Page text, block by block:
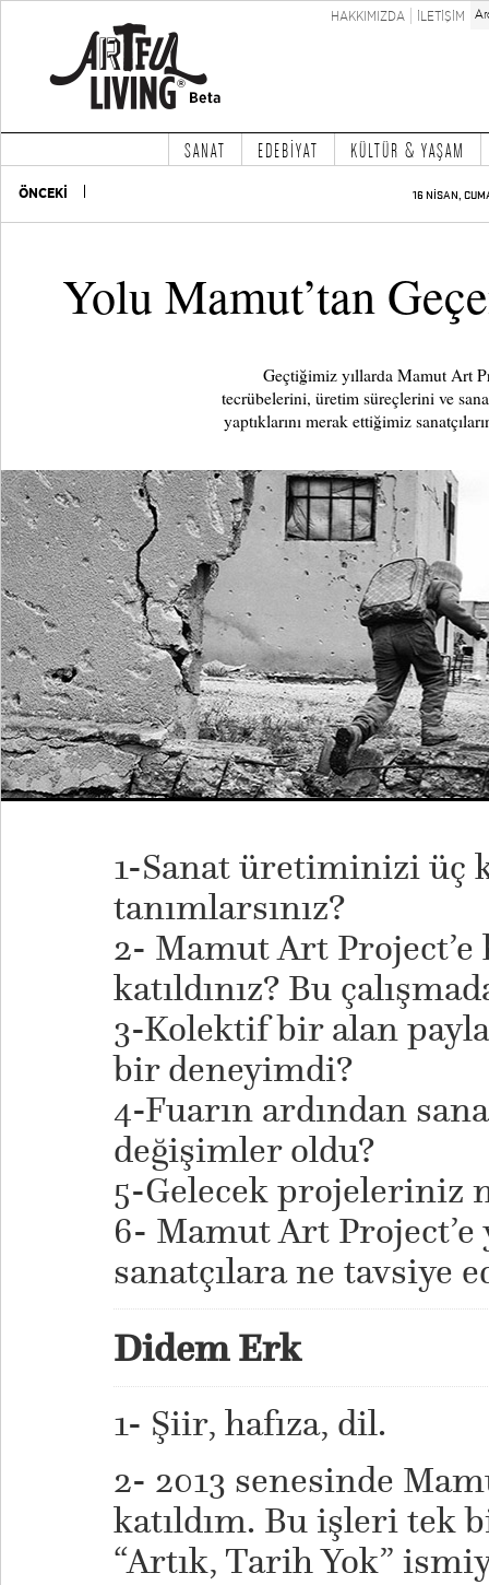
HAKKIMIZDA İLETİŞİM
SANAT EDEBİYAT KÜLTÜR & YAŞAM
ÖNCEKİ 16 NİSAN,
Yolu Mamut’tan
Geçtiğimiz yıllarda Mamut Art
tecrübelerini, üretim süreçlerini ve
yaptıklarını merak ettiğimiz
1-Sanat üretiminizi üç
tanımlarsınız?
2- Mamut Art Project’e
katıldınız? Bu
3-Kolektif bir alan
bir deneyimdi?
4-Fuarın ardından
değişimler oldu?
5-Gelecek projeleriniz
6- Mamut Art Project’e
sanatçılara ne tavsiye
Didem Erk
1- Şiir, hafıza, dil.
2- 2013 senesinde
katıldım. Bu işleri tek
“Artık, Tarih Yok”